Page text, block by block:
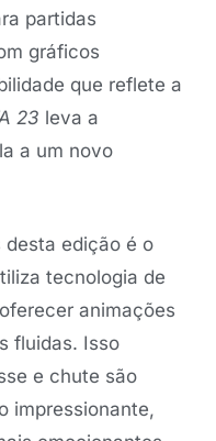
partidas
gráficos
que reflete a
23 leva a
a um novo
desta edição é o
tecnologia de
animações
fluidas. Isso
e chute são
impressionante,